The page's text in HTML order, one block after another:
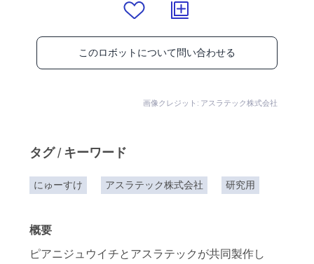
このロボットについて問い合わせる
画像クレジット: アスラテック株式会社
タグ / キーワード
にゅーすけ アスラテック株式会社 研究用
概要
ピアニジュウイチとアスラテックが共同製作し